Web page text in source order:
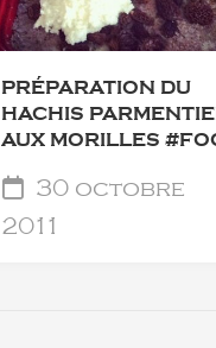
PRÉPARATION DU
HACHIS
AUX MORILLES
30 octobre
2011